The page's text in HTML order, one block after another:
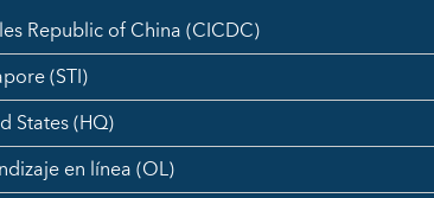
Republic of China (CICDC)
(STI)
States (HQ)
en línea (OL)